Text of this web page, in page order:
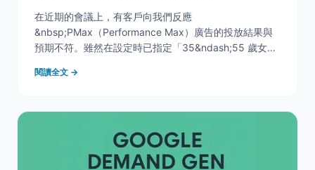
在近期的會議上，有客戶向我們反應
&nbsp;PMax（Performance Max）廣告的投放結果與
預期不符。雖然在設定時已指定「35&ndash;55 歲女
用戶。這樣的結果讓客戶產生疑慮：為什麼設定明明正
閱讀全文 →